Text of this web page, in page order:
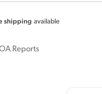
shipping available
Reports